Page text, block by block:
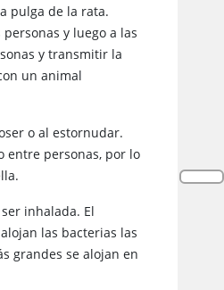
pulga de la rata.
y luego a las
y transmitir la
un animal
o al estornudar.
entre personas, por lo
inhalada. El
las bacterias las
grandes se alojan en